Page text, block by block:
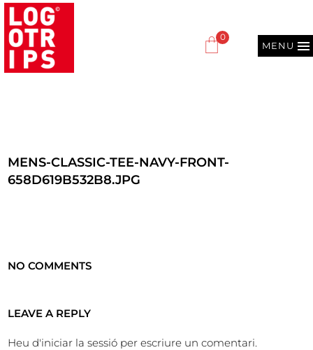
MENU
0
MENS-CLASSIC-TEE-NAVY-FRONT-
658D619B532B8.JPG
NO COMMENTS
LEAVE A REPLY
Heu d'iniciar la sessió per escriure un comentari.